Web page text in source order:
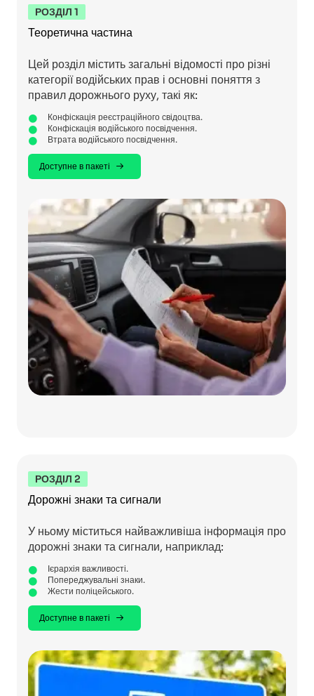
РОЗДІЛ 1
Теоретична частина
Цей розділ містить загальні відомості про різні
категорії водійських прав і основні поняття з
правил дорожнього руху, такі як:
Конфіскація реєстраційного свідоцтва.
Конфіскація водійського посвідчення.
Втрата водійського посвідчення.
Доступне в пакеті
РОЗДІЛ 2
Дорожні знаки та сигнали
У ньому міститься найважливіша інформація про
дорожні знаки та сигнали, наприклад:
Ієрархія важливості.
Попереджувальні знаки.
Жести поліцейського.
Доступне в пакеті